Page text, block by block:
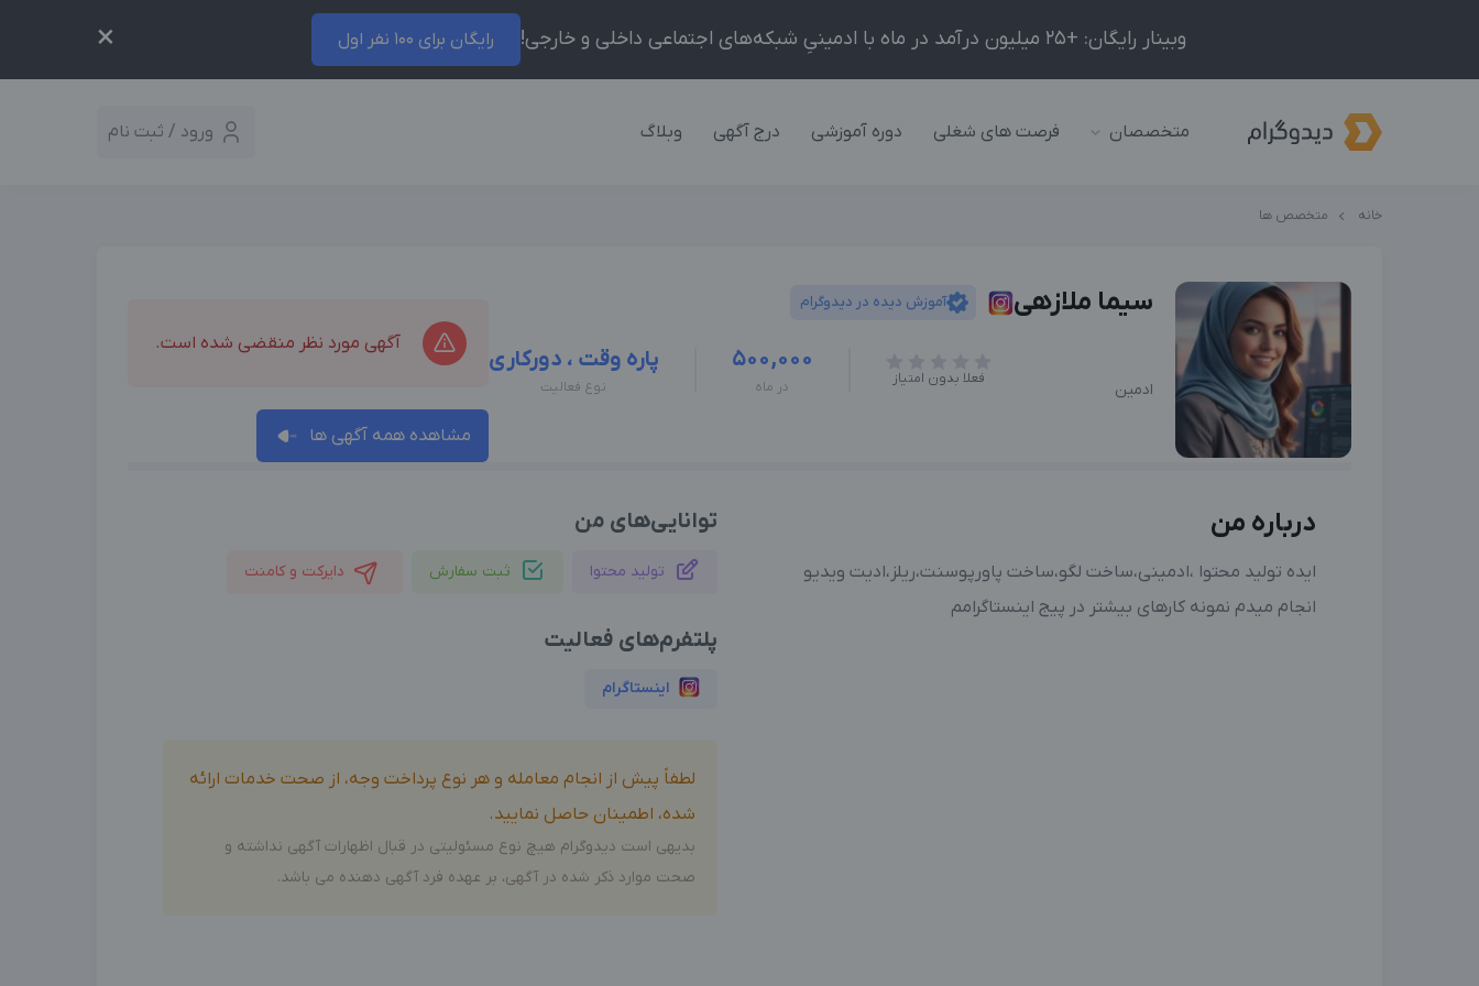
وبینار رایگان: +25 میلیون درآمد در ماه با ادمینیِ شبکه‌های اجتماعی داخلی و خارجی! رایگان برای 100 نفر اول ×
متخصصان فرصت های شغلی دوره آموزشی درج آگهی وبلاگ ورود / ثبت نام
خانه متخصص ها
سیما ملازهی آموزش دیده در دیدوگرام
ادمین
فعلا بدون امتیاز
500,000
در ماه
پاره وقت ، دورکاری
نوع فعالیت
آگهی مورد نظر منقضی شده است.
مشاهده همه آگهی ها
درباره من
ایده تولید محتوا ،ادمینی،ساخت لگو،ساخت پاورپوسنت،ریلز،ادیت ویدیو
انجام میدم نمونه کارهای بیشتر در پیج اینستاگرامم
توانایی‌های من
تولید محتوا ثبت سفارش دایرکت و کامنت
پلتفرم‌های فعالیت
اینستاگرام
لطفاً پیش از انجام معامله و هر نوع پرداخت وجه، از صحت خدمات ارائه
شده، اطمینان حاصل نمایید.
بدیهی است دیدوگرام هیچ نوع مسئولیتی در قبال اظهارات آگهی نداشته و
صحت موارد ذکر شده در آگهی، بر عهده فرد آگهی دهنده می باشد.